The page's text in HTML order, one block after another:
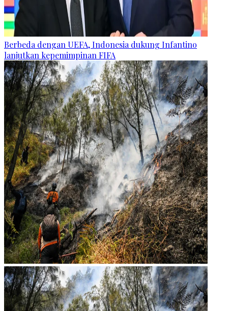
Berbeda dengan UEFA, Indonesia dukung Infantino
lanjutkan kepemimpinan FIFA